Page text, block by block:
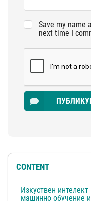
Save my name
next time I
CONTENT
Изкуствен интелект
машинно обучение и